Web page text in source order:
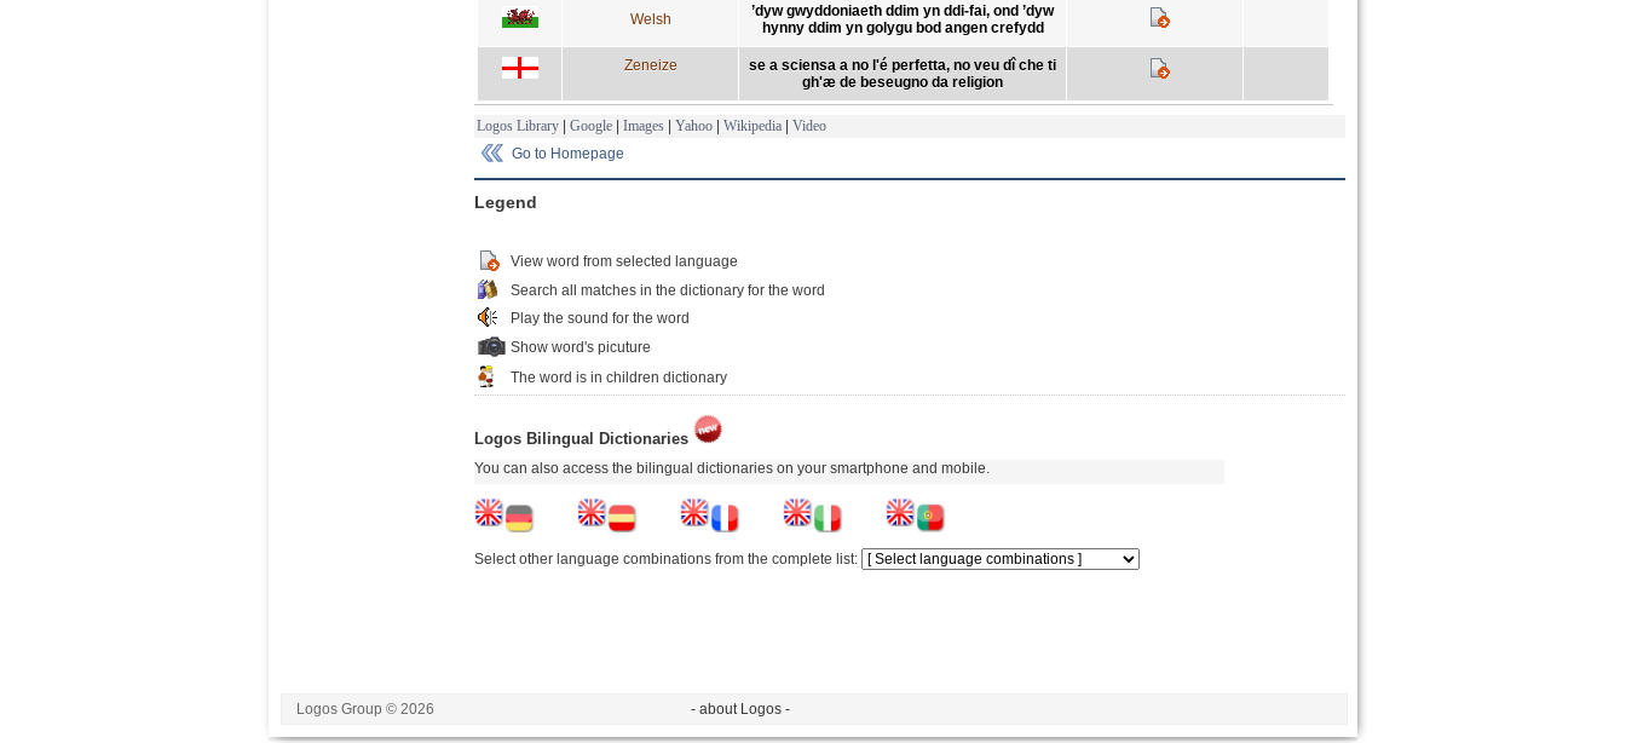
Welsh
’dyw gwyddoniaeth ddim yn ddi-fai, ond ’dyw
hynny ddim yn golygu bod angen crefydd
Zeneize
se a sciensa a no l'é perfetta, no veu dî che ti
gh'æ de beseugno da religion
Logos Library | Google | Images | Yahoo | Wikipedia | Video
Go to Homepage
Legend
View word from selected language
Search all matches in the dictionary for the word
Play the sound for the word
Show word's picuture
The word is in children dictionary
Logos Bilingual Dictionaries
You can also access the bilingual dictionaries on your smartphone and mobile.
Select other language combinations from the complete list:
Logos Group © 2026 - about Logos -